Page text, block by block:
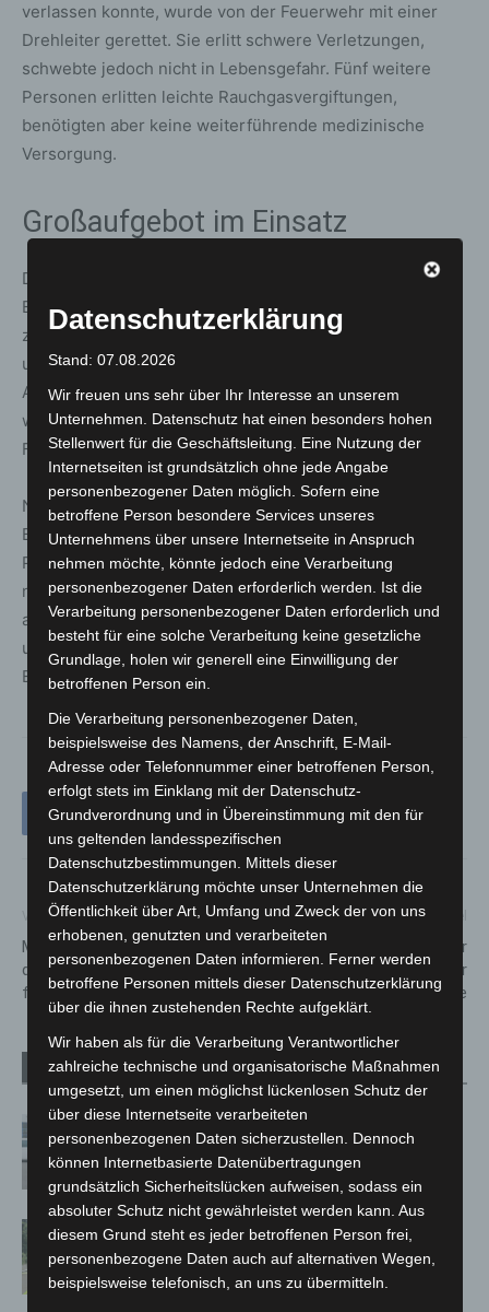
verlassen konnte, wurde von der Feuerwehr mit einer
Drehleiter gerettet. Sie erlitt schwere Verletzungen,
schwebte jedoch nicht in Lebensgefahr. Fünf weitere
Personen erlitten leichte Rauchgasvergiftungen,
benötigten aber keine weiterführende medizinische
Versorgung.
Großaufgebot im Einsatz
Die Feuerwehr Hannover war mit einem Großaufgebot im
Einsatz. Aufgrund der Lage wurde die Alarmstufe
zwischenzeitlich auf MANV 10 erhöht. Mehrere Trupps
unter Atemschutz bekämpften den Brand, eine
Ausbreitung auf weitere Wohnungen konnte verhindert
werden. Insgesamt waren rund 75 Einsatzkräfte mit 27
Fahrzeugen von Feuerwehr und Rettungsdienst vor Ort.
Nach Abschluss der Löscharbeiten und
Belüftungsmaßnahmen wurde die Einsatzstelle an die
Polizei übergeben. Das Wohnhaus ist aktuell nicht
nutzbar, die betroffenen Mieterinnen und Mieter wurden
anderweitig untergebracht. Angaben zur Brandursache
und zur Schadenshöhe liegen bislang nicht vor. Die
Ermittlungen dauern an.
Vorheriger Artikel
Mehrere Tausend Menschen
demonstrieren in Hannover
friedlich
Nächster Artikel
Sicherer Umgang mit der
Motorsäge: Stadtfeuerwehr
Wunstorf schult Einsatzkräfte
Verwandte Artikel Mehr vom Autor
Niedersachsen: Feuerwehrkräfte
kehren nach Waldbrandeinsatz aus
Spanien zurück
Brand im „Haus der Begegnung“ in
Neuwarmbüchen schnell eingedämmt
Datenschutzerklärung
Stand: 07.08.2026
Wir freuen uns sehr über Ihr Interesse an unserem
Unternehmen. Datenschutz hat einen besonders hohen
Stellenwert für die Geschäftsleitung. Eine Nutzung der
Internetseiten ist grundsätzlich ohne jede Angabe
personenbezogener Daten möglich. Sofern eine
betroffene Person besondere Services unseres
Unternehmens über unsere Internetseite in Anspruch
nehmen möchte, könnte jedoch eine Verarbeitung
personenbezogener Daten erforderlich werden. Ist die
Verarbeitung personenbezogener Daten erforderlich und
besteht für eine solche Verarbeitung keine gesetzliche
Grundlage, holen wir generell eine Einwilligung der
betroffenen Person ein.
Die Verarbeitung personenbezogener Daten,
beispielsweise des Namens, der Anschrift, E-Mail-
Adresse oder Telefonnummer einer betroffenen Person,
erfolgt stets im Einklang mit der Datenschutz-
Grundverordnung und in Übereinstimmung mit den für
uns geltenden landesspezifischen
Datenschutzbestimmungen. Mittels dieser
Datenschutzerklärung möchte unser Unternehmen die
Öffentlichkeit über Art, Umfang und Zweck der von uns
erhobenen, genutzten und verarbeiteten
personenbezogenen Daten informieren. Ferner werden
betroffene Personen mittels dieser Datenschutzerklärung
über die ihnen zustehenden Rechte aufgeklärt.
Wir haben als für die Verarbeitung Verantwortlicher
zahlreiche technische und organisatorische Maßnahmen
umgesetzt, um einen möglichst lückenlosen Schutz der
über diese Internetseite verarbeiteten
personenbezogenen Daten sicherzustellen. Dennoch
können Internetbasierte Datenübertragungen
grundsätzlich Sicherheitslücken aufweisen, sodass ein
absoluter Schutz nicht gewährleistet werden kann. Aus
diesem Grund steht es jeder betroffenen Person frei,
personenbezogene Daten auch auf alternativen Wegen,
beispielsweise telefonisch, an uns zu übermitteln.